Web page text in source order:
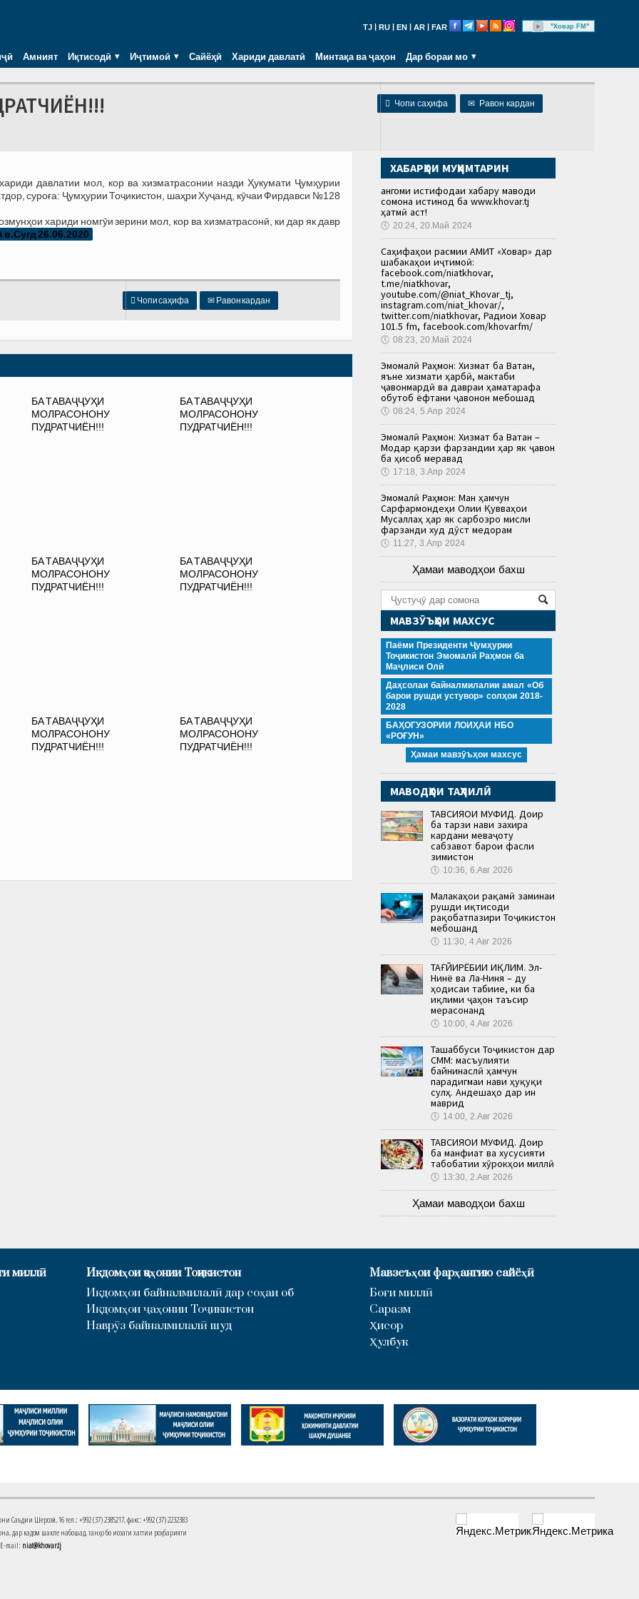
TJ RU EN AR FAR "Ховар FM"
Амният Иқтисодӣ Иҷтимоӣ Сайёҳӣ Хариди давлатӣ Минтақа ва ҷаҳон Дар бораи мо
 Чопи саҳифа ✉ Равон кардан
давлатии мол, кор ва хизматрасонии назди Ҳукумати Ҷумҳурии
суроға: Ҷумҳурии Тоҷикистон, шаҳри Хуҷанд, кӯчаи Фирдавси №128
хариди номгӯи зерини мол, кор ва хизматрасонӣ, ки дар як давр
26.06.2020
 Чопи саҳифа ✉ Равон кардан
БА ТАВАҶҶУҲИ
МОЛРАСОНОНУ
ПУДРАТЧИЁН!!!
БА ТАВАҶҶУҲИ
МОЛРАСОНОНУ
ПУДРАТЧИЁН!!!
БА ТАВАҶҶУҲИ
МОЛРАСОНОНУ
ПУДРАТЧИЁН!!!
БА ТАВАҶҶУҲИ
МОЛРАСОНОНУ
ПУДРАТЧИЁН!!!
БА ТАВАҶҶУҲИ
МОЛРАСОНОНУ
ПУДРАТЧИЁН!!!
БА ТАВАҶҶУҲИ
МОЛРАСОНОНУ
ПУДРАТЧИЁН!!!
ХАБАРҲОИ МУҲИМТАРИН
Ҳангоми истифодаи хабару маводи
сомона истинод ба www.khovar.tj
ҳатмӣ аст!
🕔 20:24, 20.Май 2024
Саҳифаҳои расмии АМИТ «Ховар» дар
шабакаҳои иҷтимоӣ:
facebook.com/niatkhovar,
t.me/niatkhovar,
youtube.com/@niat_Khovar_tj,
instagram.com/niat_khovar/,
twitter.com/niatkhovar, Радиои Ховар
101.5 fm, facebook.com/khovarfm/
🕔 08:23, 20.Май 2024
Эмомалӣ Раҳмон: Хизмат ба Ватан,
яъне хизмати ҳарбӣ, мактаби
ҷавонмардӣ ва давраи ҳаматарафа
обутоб ёфтани ҷавонон мебошад
🕔 08:24, 5.Апр 2024
Эмомалӣ Раҳмон: Хизмат ба Ватан –
Модар қарзи фарзандии ҳар як ҷавон
ба ҳисоб меравад
🕔 17:18, 3.Апр 2024
Эмомалӣ Раҳмон: Ман ҳамчун
Сарфармондеҳи Олии Қувваҳои
Мусаллаҳ ҳар як сарбозро мисли
фарзанди худ дӯст медорам
🕔 11:27, 3.Апр 2024
Ҳамаи маводҳои бахш
МАВЗӮЪҲОИ МАХСУС
Паёми Президенти Ҷумҳурии
Тоҷикистон Эмомалӣ Раҳмон ба
Маҷлиси Олӣ
Даҳсолаи байналмилалии амал «Об
барои рушди устувор» солҳои 2018-
2028
БАҲОГУЗОРИИ ЛОИҲАИ НБО
«РОҒУН»
Ҳамаи мавзӯъҳои махсус
МАВОДҲОИ ТАҲЛИЛӢ
ТАВСИЯҲОИ МУФИД. Доир
ба тарзи нави захира
кардани меваҷоту
сабзавот барои фасли
зимистон
🕔 10:36, 6.Авг 2026
Малакаҳои рақамӣ заминаи
рушди иқтисоди
рақобатпазири Тоҷикистон
мебошанд
🕔 11:30, 4.Авг 2026
ТАҒЙИРЁБИИ ИҚЛИМ. Эл-
Нинё ва Ла-Ниня – ду
ҳодисаи табиие, ки ба
иқлими ҷаҳон таъсир
мерасонанд
🕔 10:00, 4.Авг 2026
Ташаббуси Тоҷикистон дар
СММ: масъулияти
байнинаслӣ ҳамчун
парадигмаи нави ҳуқуқи
сулҳ. Андешаҳо дар ин
маврид
🕔 14:00, 2.Авг 2026
ТАВСИЯҲОИ МУФИД. Доир
ба манфиат ва хусусияти
табобатии хӯрокҳои миллӣ
🕔 13:30, 2.Авг 2026
Ҳамаи маводҳои бахш
миллӣ
Иқдомҳои ҷаҳонии Тоҷикистон
Иқдомҳои байналмилалӣ дар соҳаи об
Иқдомҳои ҷаҳонии Тоҷикистон
Наврӯз байналмилалӣ шуд
Мавзеъҳои фарҳангию сайёҳӣ
Боғи миллӣ
Саразм
Ҳисор
Ҳулбук
Шерозӣ, 16 тел.: +992 (37) 2385217, факс: +992 (37) 2232383
дар кадом шакле набошад, танҳо бо иҷозати хаттии роҳбарияти
mail: niat@khovar.tj